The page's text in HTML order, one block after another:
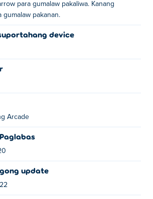
para gumalaw pakaliwa. Kanang
gumalaw pakanan.
device
Arcade
Paglabas
update